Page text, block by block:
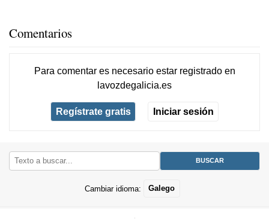
Comentarios
Para comentar es necesario estar registradoen
lavozdegalicia.es
Regístrate gratis Iniciar sesión
Cambiar idioma: Galego